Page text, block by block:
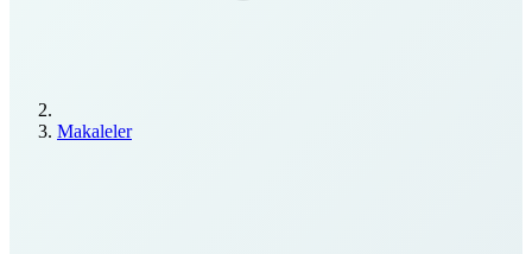
Makaleler